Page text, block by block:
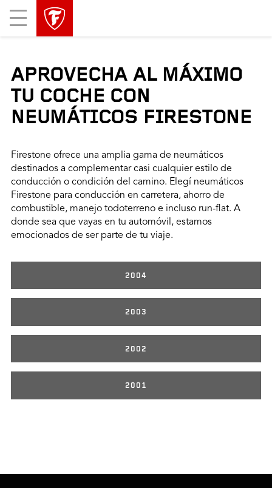
Mobile
Menu
APROVECHA AL MÁXIMO
TU COCHE CON
NEUMÁTICOS FIRESTONE
Firestone ofrece una amplia gama de neumáticos
destinados a complementar casi cualquier estilo de
conducción o condición del camino. Elegí neumáticos
Firestone para conducción en carretera, ahorro de
combustible, manejo todoterreno e incluso run-flat. A
donde sea que vayas en tu automóvil, estamos
emocionados de ser parte de tu viaje.
2004
2003
2002
2001